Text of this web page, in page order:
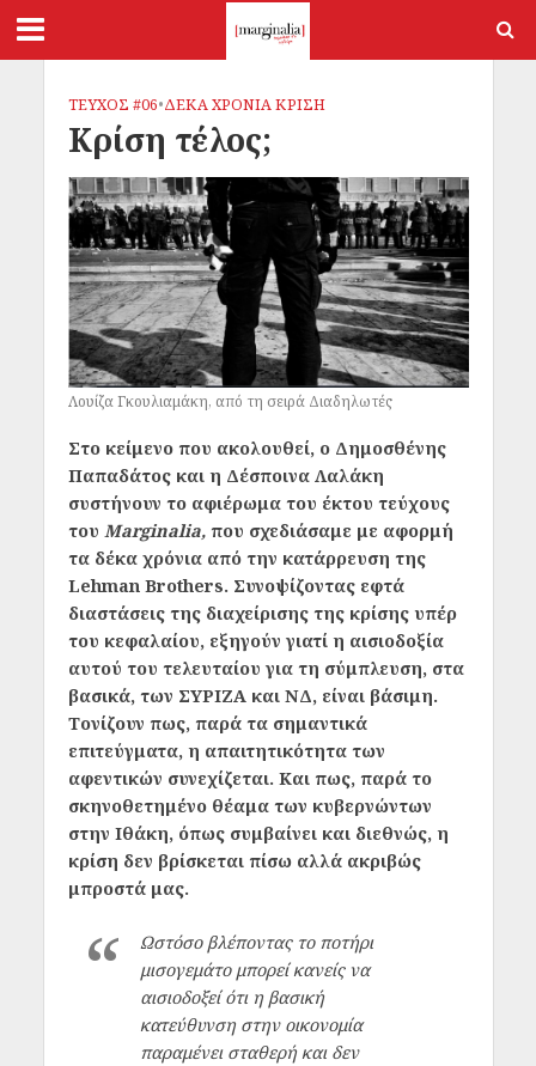
ΤΕΥΧΟΣ #06•ΔΕΚΑ ΧΡΟΝΙΑ ΚΡΙΣΗ
Κρίση τέλος;
Λουίζα Γκουλιαμάκη, από τη σειρά Διαδηλωτές
Στο κείμενο που ακολουθεί, ο Δημοσθένης
Παπαδάτος και η Δέσποινα Λαλάκη
συστήνουν το αφιέρωμα του έκτου τεύχους
του Marginalia, που σχεδιάσαμε με αφορμή
τα δέκα χρόνια από την κατάρρευση της
Lehman Brothers. Συνοψίζοντας εφτά
διαστάσεις της διαχείρισης της κρίσης υπέρ
του κεφαλαίου, εξηγούν γιατί η αισιοδοξία
αυτού του τελευταίου για τη σύμπλευση, στα
βασικά, των ΣΥΡΙΖΑ και ΝΔ, είναι βάσιμη.
Τονίζουν πως, παρά τα σημαντικά
επιτεύγματα, η απαιτητικότητα των
αφεντικών συνεχίζεται. Και πως, παρά το
σκηνοθετημένο θέαμα των κυβερνώντων
στην Ιθάκη, όπως συμβαίνει και διεθνώς, η
κρίση δεν βρίσκεται πίσω αλλά ακριβώς
μπροστά μας.
Ωστόσο βλέποντας το ποτήρι
μισογεμάτο μπορεί κανείς να
αισιοδοξεί ότι η βασική
κατεύθυνση στην οικονομία
παραμένει σταθερή και δεν